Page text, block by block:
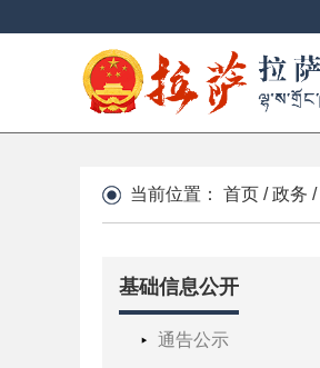
当前位置： 首页 /政务 /
基础信息公开
通告公示